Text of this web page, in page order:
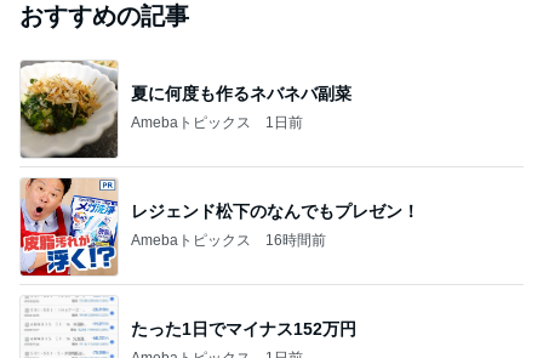
おすすめの記事
夏に何度も作るネバネバ副菜
Amebaトピックス 1日前
レジェンド松下のなんでもプレゼン！
Amebaトピックス 16時間前
たった1日でマイナス152万円